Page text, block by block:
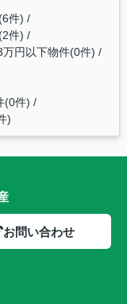
件)
件)
円以下物件(0件)
(0件)
)
お問い合わせ